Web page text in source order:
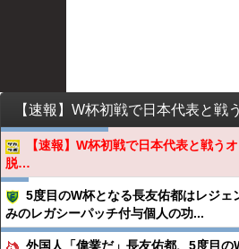
【速報】W杯初戦で日本代表と戦う
脱…
5度目のW杯となる長友佑都はレジェ
みのレガシーパッチ付与個人の功...
外国人「偉業だ」長友佑都、5度目